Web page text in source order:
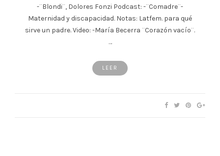
-¨Blondi¨, Dolores Fonzi Podcast: -¨Comadre¨-
Maternidad y discapacidad. Notas: Latfem. para qué
sirve un padre. Video: -María Becerra ¨Corazón vacío¨.
…
LEER